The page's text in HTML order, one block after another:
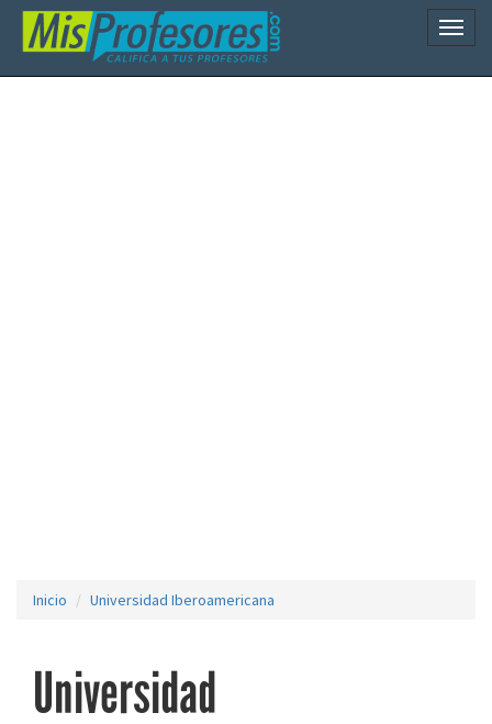
Inicio Universidad Iberoamericana
Universidad